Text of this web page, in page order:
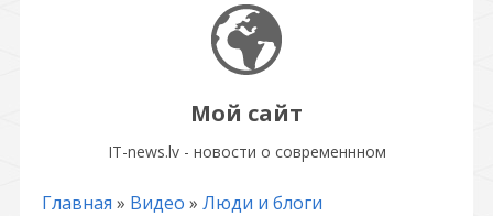
Мой сайт
IT-news.lv - новости о современнном
Главная » Видео » Люди и блоги